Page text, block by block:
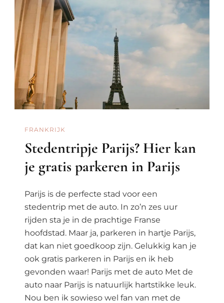
FRANKRIJK
Stedentripje Parijs? Hier kan
je gratis parkeren in Parijs
Parijs is de perfecte stad voor een
stedentrip met de auto. In zo’n zes uur
rijden sta je in de prachtige Franse
hoofdstad. Maar ja, parkeren in hartje Parijs,
dat kan niet goedkoop zijn. Gelukkig kan je
ook gratis parkeren in Parijs en ik heb
gevonden waar! Parijs met de auto Met de
auto naar Parijs is natuurlijk hartstikke leuk.
Nou ben ik sowieso wel fan van met de